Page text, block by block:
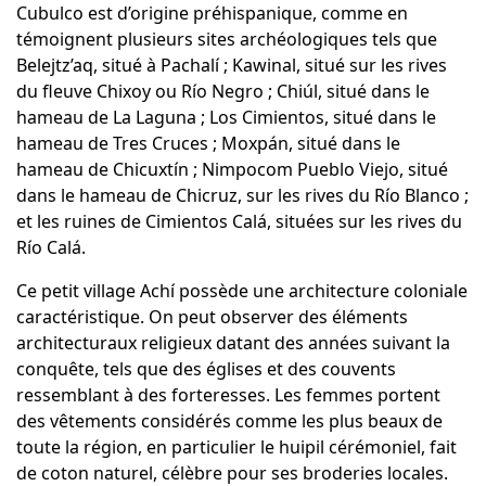
Cubulco est d’origine préhispanique, comme en
témoignent plusieurs sites archéologiques tels que
Belejtz’aq, situé à Pachalí ; Kawinal, situé sur les rives
du fleuve Chixoy ou Río Negro ; Chiúl, situé dans le
hameau de La Laguna ; Los Cimientos, situé dans le
hameau de Tres Cruces ; Moxpán, situé dans le
hameau de Chicuxtín ; Nimpocom Pueblo Viejo, situé
dans le hameau de Chicruz, sur les rives du Río Blanco ;
et les ruines de Cimientos Calá, situées sur les rives du
Río Calá.
Ce petit village Achí possède une architecture coloniale
caractéristique. On peut observer des éléments
architecturaux religieux datant des années suivant la
conquête, tels que des églises et des couvents
ressemblant à des forteresses. Les femmes portent
des vêtements considérés comme les plus beaux de
toute la région, en particulier le huipil cérémoniel, fait
de coton naturel, célèbre pour ses broderies locales.